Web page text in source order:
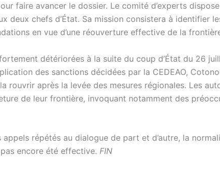
faire avancer le dossier. Le comité d’experts dispose
deux chefs d’État. Sa mission consistera à identifier
en vue d’une réouverture effective de la
détériorées à la suite du coup d’État du 26
des sanctions décidées par la CEDEAO,
rouvrir après la levée des mesures régionales. Les
de leur frontière, invoquant notamment des
répétés au dialogue de part et d’autre, la
encore été effective. FIN